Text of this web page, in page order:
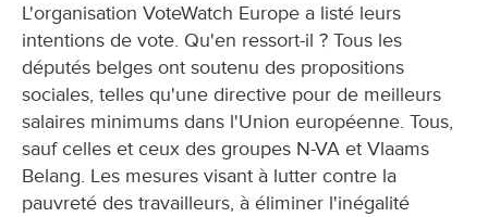
L'organisation VoteWatch Europe a listé leurs
intentions de vote. Qu'en ressort-il ? Tous les
députés belges ont soutenu des propositions
sociales, telles qu'une directive pour de meilleurs
salaires minimums dans l'Union européenne. Tous,
sauf celles et ceux des groupes N-VA et Vlaams
Belang. Les mesures visant à lutter contre la
pauvreté des travailleurs, à éliminer l'inégalité